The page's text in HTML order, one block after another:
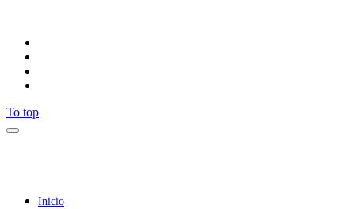
To top
Inicio